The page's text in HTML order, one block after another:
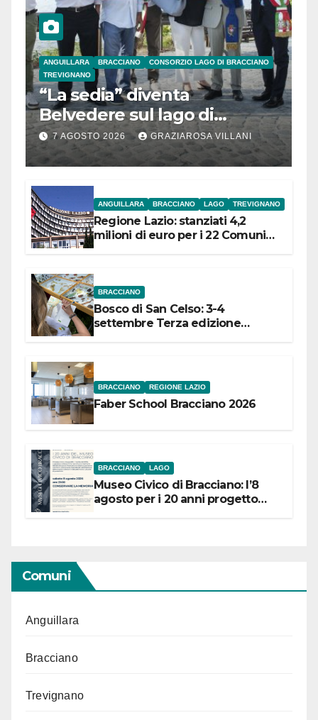
ANGUILLARA BRACCIANO
CONSORZIO LAGO DI BRACCIANO
TREVIGNANO
“La sedia” diventa
Belvedere sul lago di
Bracciano: ieri
l’inaugurazione
7 AGOSTO 2026 GRAZIAROSA VILLANI
ANGUILLARA BRACCIANO LAGO TREVIGNANO
Regione Lazio: stanziati 4,2
milioni di euro per i 22 Comuni
BRACCIANO
Bosco di San Celso: 3-4
settembre Terza edizione
BRACCIANO REGIONE LAZIO
Faber School Bracciano 2026
BRACCIANO LAGO
Museo Civico di Bracciano: l’8
agosto per i 20 anni progetto
Comuni
Anguillara
Bracciano
Trevignano